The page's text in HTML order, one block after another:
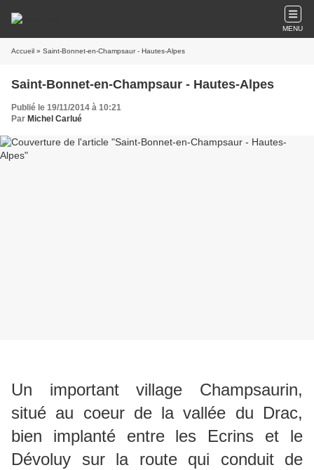
MENU
Accueil » Saint-Bonnet-en-Champsaur - Hautes-Alpes
Saint-Bonnet-en-Champsaur - Hautes-Alpes
Publié le 19/11/2014 à 10:21
Par Michel Carlué
Un important village Champsaurin,
situé au coeur de la vallée du Drac,
bien implanté entre les Ecrins et le
Dévoluy sur la route qui conduit de